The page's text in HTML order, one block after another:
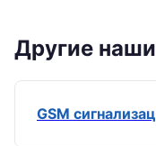
Другие
GSM